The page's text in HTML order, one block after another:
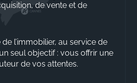
de vente et de
l’immobilier, au service de
seul objectif : vous offrir une
de vos attentes.